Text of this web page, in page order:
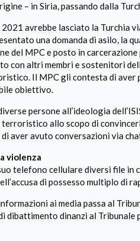
– in Siria, passando dalla
avrebbe lasciato la Turchia
una domanda di asilo, la
del MPC e posto in carcerazione
altri membri e sostenitori
Il MPC gli contesta di
obiettivo.
persone all’ideologia
allo scopo di
aver avuto conversazioni via
violenza
telefono cellulare diversi file
di possesso multiplo di
ai media passa al
dibattimento dinanzi al